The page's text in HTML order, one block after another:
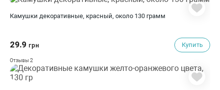
Камушки декоративные, красный, около 130 грамм
29.9 грн Купить
Отзывы 2